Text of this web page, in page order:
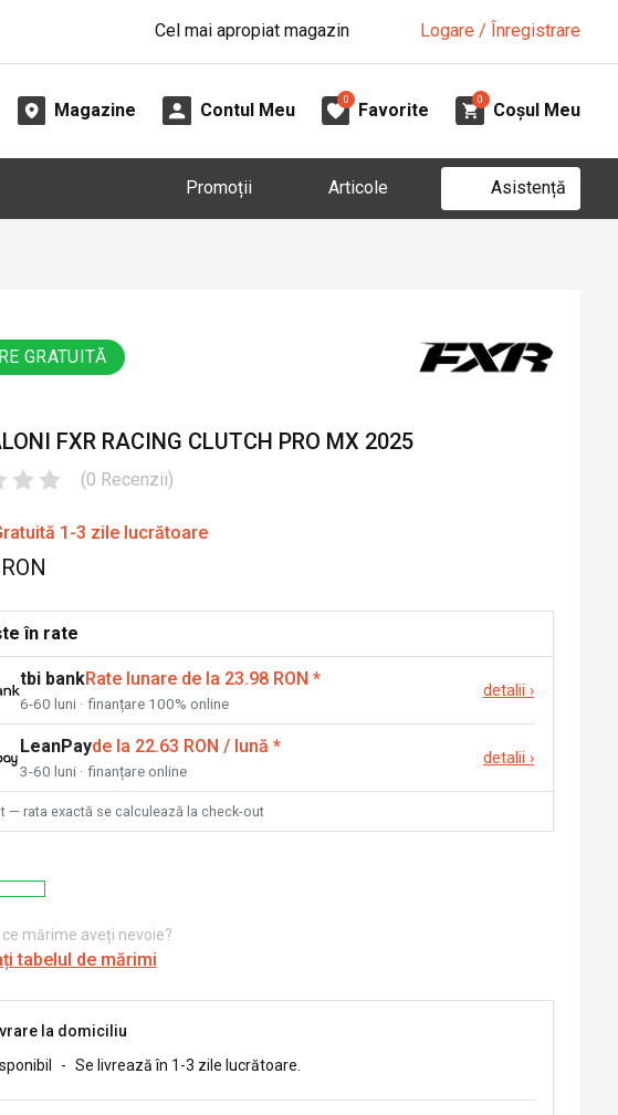
Cel mai apropiat magazin Logare / Înregistrare
Magazine Contul Meu
0
Favorite
0
Coșul Meu
Promoții Articole Asistență
GRATUITĂ
FXR RACING CLUTCH PRO MX 2025
(0 Recenzii)
1-3 zile lucrătoare
în rate
tbi bankRate lunare de la 23.98 RON *
6-60 luni · finanțare 100% online
detalii ›
LeanPayde la 22.63 RON / lună *
3-60 luni · finanțare online
detalii ›
— rata exactă se calculează la check-out
ce mărime aveți nevoie?
tabelul de mărimi
la domiciliu
- Se livrează în 1-3 zile lucrătoare.